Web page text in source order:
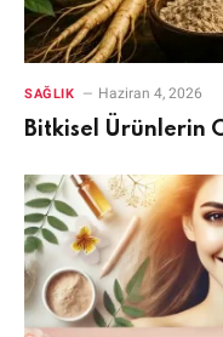
SAĞLIK Haziran 4, 2026
Bitkisel Ürünlerin